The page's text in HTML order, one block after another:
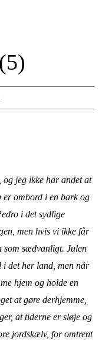
jeg ikke har andet at
er ombord i en bark og
i det sydlige
men hvis vi ikke får
som sædvanligt. Julen
i det her land, men når
hjem og holde en
at gøre derhjemme,
at tiderne er sløje og
jordskælv, for omtrent